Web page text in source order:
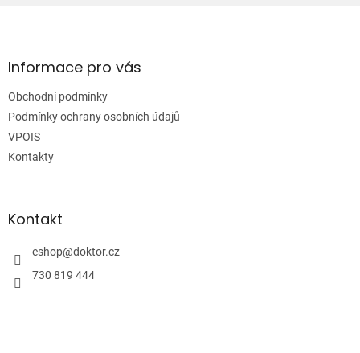
aInformace pro vás
Obchodní podmínky
Podmínky ochrany osobních údajů
VPOIS
Kontakty
Kontakt
eshop@doktor.cz
730 819 444